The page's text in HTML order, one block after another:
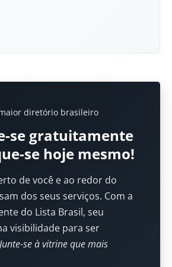
diretório brasileiro
se gratuitamente
se hoje mesmo!
de você e ao redor do
dos seus serviços. Com a
do Lista Brasil, seu
visibilidade para ser
Junte-se à vitrine que mais